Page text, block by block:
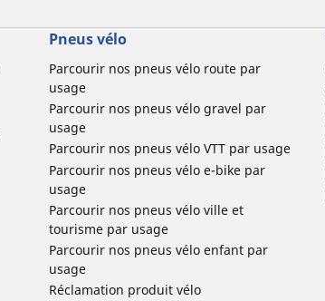
Pneus vélo
Parcourir nos pneus vélo route par
usage
Parcourir nos pneus vélo gravel par
usage
Parcourir nos pneus vélo VTT par usage
Parcourir nos pneus vélo e-bike par
usage
Parcourir nos pneus vélo ville et
tourisme par usage
Parcourir nos pneus vélo enfant par
usage
Réclamation produit vélo